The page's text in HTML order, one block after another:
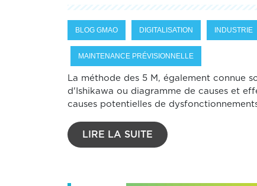
BLOG GMAO DIGITALISATION INDUSTRIE
MAINTENANCE PRÉVISIONNELLE
La méthode des 5 M, également connue
d'Ishikawa ou diagramme de causes et
causes potentielles de
LIRE LA SUITE